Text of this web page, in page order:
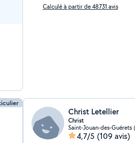
Calculé à partir de 48731 avis
Christ Letellier
Christ
4,7/5 (109 avis)